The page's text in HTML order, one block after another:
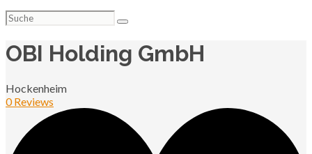
Suchen
nach:
OBI Holding GmbH
Hockenheim
0 Reviews